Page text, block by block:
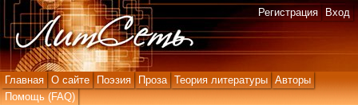
Главная О сайте Поэзия Проза Теория литературы
Авторы
Помощь (FAQ)
Регистрация Вход